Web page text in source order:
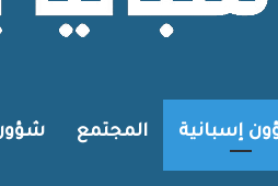
إسبانية المجتمع